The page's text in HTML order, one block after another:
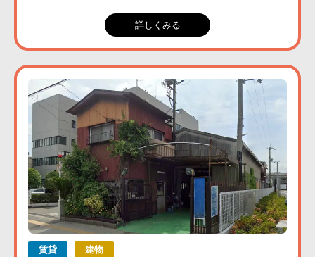
詳しくみる
賃貸 建物